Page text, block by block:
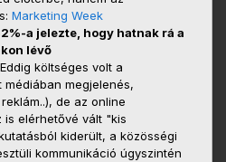
Marketing Week
a jelezte, hogy hatnak rá a
lévő
Eddig költséges volt a
megjelenés,
de az online
is elérhetővé vált "kis
kiderült, a közösségi
kommunikáció úgyszintén